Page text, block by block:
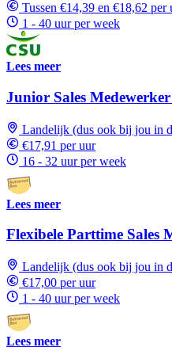
Tussen €14,39 en €18,62 per
1 - 40 uur per week
Lees meer
Junior Sales
Landelijk (dus ook bij jou in
€17,91 per uur
16 - 32 uur per week
Lees meer
Flexibele Parttime Sales
Landelijk (dus ook bij jou in
€17,00 per uur
1 - 40 uur per week
Lees meer